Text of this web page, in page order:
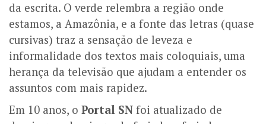
da escrita. O verde relembra a região onde
estamos, a Amazônia, e a fonte das letras (quase
cursivas) traz a sensação de leveza e
informalidade dos textos mais coloquiais, uma
herança da televisão que ajudam a entender os
assuntos com mais rapidez.
Em 10 anos, o Portal SN foi atualizado de